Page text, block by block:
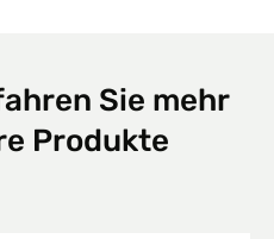
Sie mehr
Produkte